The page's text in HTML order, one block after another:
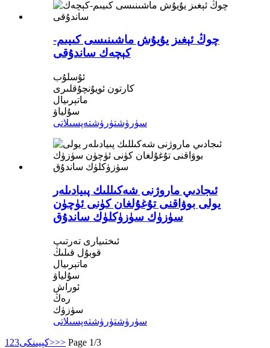
چوڭ ئېغىز يۇيۇش ماشىنىسى كىيىم-
كېچەك ساندۇقى
ئۇسلۇب
كارتون ئويۇنچۇقلىرى
ماتېرىيال
سۇلياۋ
سۈرۈشتۈرۈشتەپسىلاتى
ئىجادىي ماروژنى شەكىللىك پىيادىلەر
يولى بوۋاقنى تۇغۇلغان كۈنى ئۈچۈن
سۈزۈك سۈزۈكلۈك ساندۇق
ئىختىيارى تەرتىپ
قوبۇل قىلىڭ
ماتېرىيال
سۇلياۋ
ئوراش
رەڭ
سۈزۈك
سۈرۈشتۈرۈشتەپسىلاتى
1 23 كېيىنكى>>> Page 1/3